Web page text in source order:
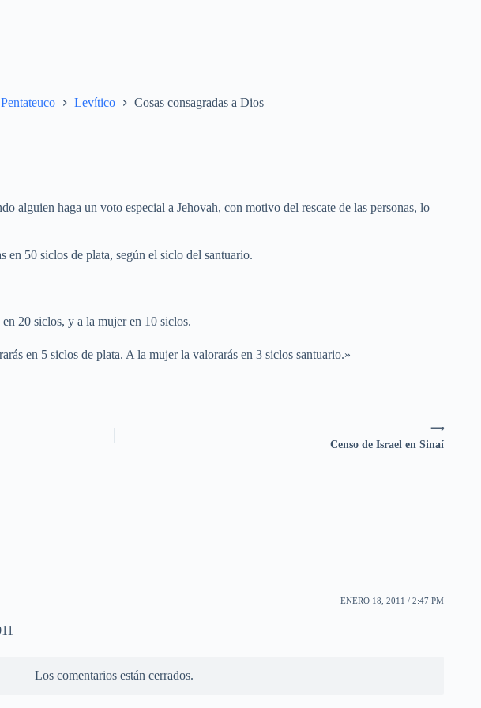
Pentateuco Levítico Cosas consagradas a Dios
alguien haga un voto especial a Jehovah, con motivo del rescate de las personas, lo
en 50 siclos de plata, según el siclo del santuario.
20 siclos, y a la mujer en 10 siclos.
en 5 siclos de plata. A la mujer la valorarás en 3 siclos santuario.»
⟶
Censo de Israel en Sinaí
ENERO 18, 2011 / 2:47 PM
Los comentarios están cerrados.